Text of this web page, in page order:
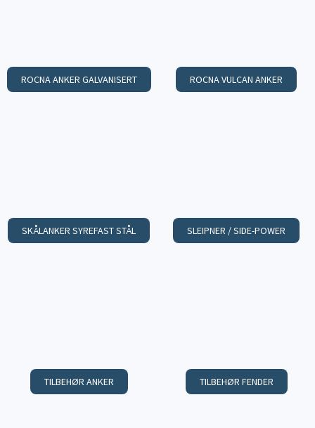
ROCNA ANKER GALVANISERT ROCNA VULCAN ANKER
SKÅLANKER SYREFAST STÅL SLEIPNER / SIDE-POWER
TILBEHØR ANKER TILBEHØR FENDER